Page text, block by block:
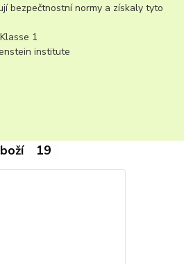
bezpečtnostní normy a získaly tyto
1
institute
19